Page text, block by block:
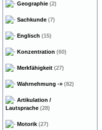
Geographie (2)
Sachkunde (7)
Englisch (15)
Konzentration (60)
Merkfähigkeit (27)
Wahrnehmung -» (82)
Artikulation /
Lautsprache (28)
Motorik (27)